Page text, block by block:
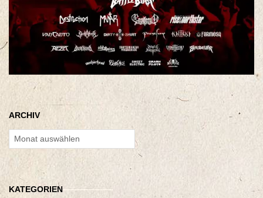
ARCHIV
Archiv
KATEGORIEN